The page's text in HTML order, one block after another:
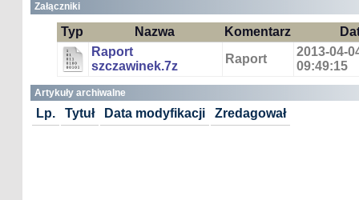
Załączniki
Typ Nazwa Komentarz
Raport
szczawinek.7z
Raport
2013-04-
09:49:15
Artykuły archiwalne
Lp. Tytuł Data modyfikacji Zredagował